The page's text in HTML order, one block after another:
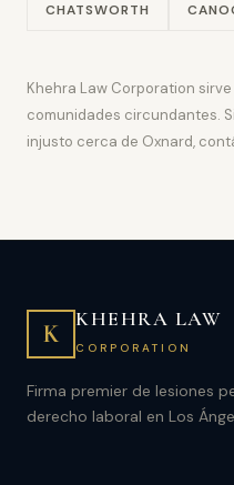
CHATSWORTH
Khehra Law Corporation
comunidades circundantes.
injusto cerca de Oxnard,
K
KHEHRA LAW
CORPORATION
Firma premier de lesiones
derecho laboral en Los